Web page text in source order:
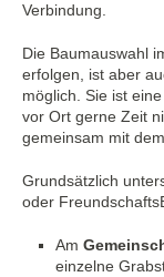
Verbindung.
Die Baumauswahl
erfolgen, ist aber
möglich. Sie ist
vor Ort gerne Zeit
gemeinsam mit
Grundsätzlich
oder
Am
einzelne